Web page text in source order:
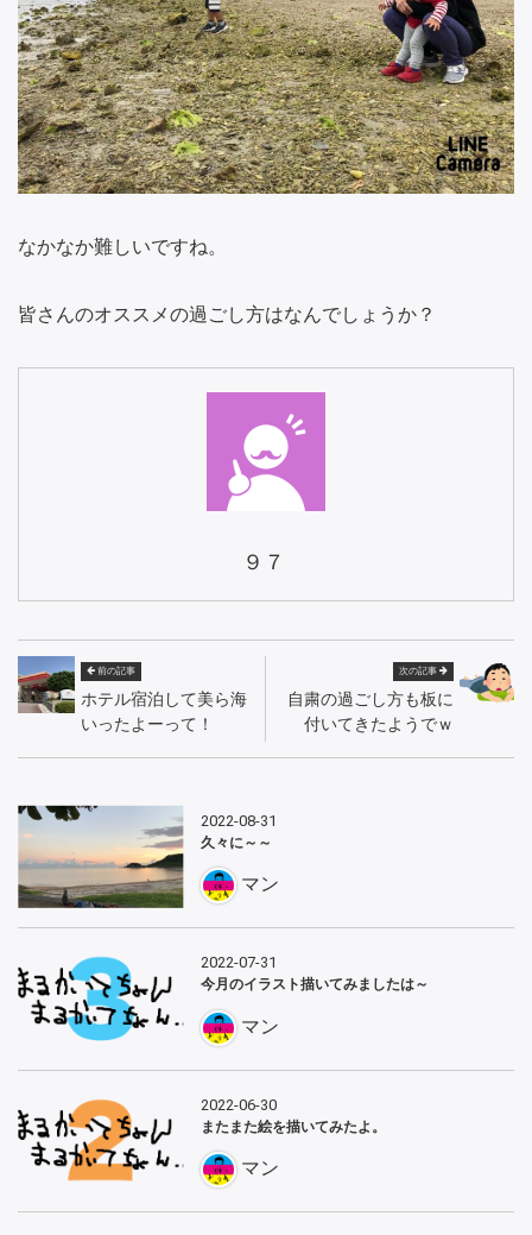
なかなか難しいですね。
皆さんのオススメの過ごし方はなんでしょうか？
９７
前の記事
ホテル宿泊して美ら海
いったよーって！
次の記事
自粛の過ごし方も板に
付いてきたようでｗ
2022-08-31
久々に～～
マン
2022-07-31
今月のイラスト描いてみましたは～
マン
2022-06-30
またまた絵を描いてみたよ。
マン